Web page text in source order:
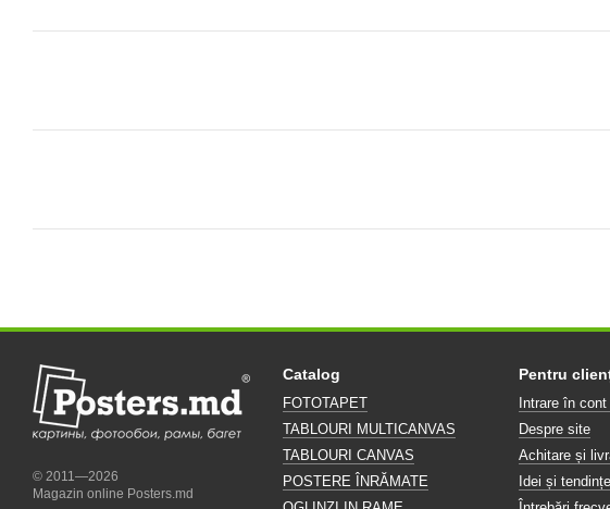
© 2011—2026
Magazin online Posters.md
Catalog
FOTOTAPET
TABLOURI MULTICANVAS
TABLOURI CANVAS
POSTERE ÎNRĂMATE
Pentru
Intrare în
Despre site
Achitare și
Idei și tendințe